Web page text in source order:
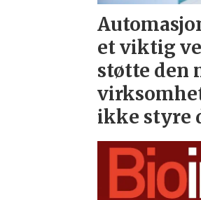
et viktig
støtte den
ikke styre